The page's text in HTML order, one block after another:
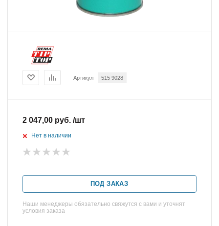
Артикул 515 9028
2 047,00 руб. /шт
Нет в наличии
ПОД ЗАКАЗ
Наши менеджеры обязательно свяжутся с вами и уточнят
условия заказа